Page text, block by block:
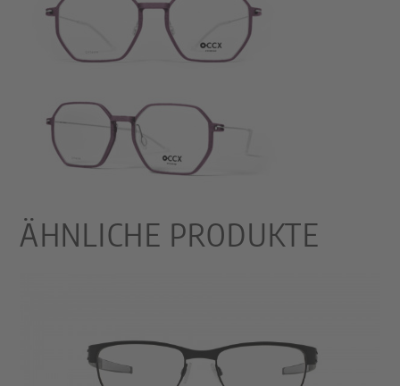
ÄHNLICHE PRODUKTE